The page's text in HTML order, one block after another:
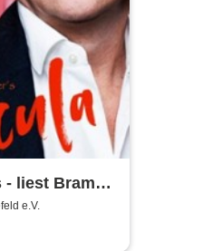
- liest Bram
e.V.